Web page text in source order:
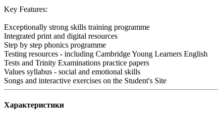
Key Features:
Exceptionally strong skills training programme
Integrated print and digital resources
Step by step phonics programme
Testing resources - including Cambridge Young Learners English
Tests and Trinity Examinations practice papers
Values syllabus - social and emotional skills
Songs and interactive exercises on the Student's Site
Характеристики